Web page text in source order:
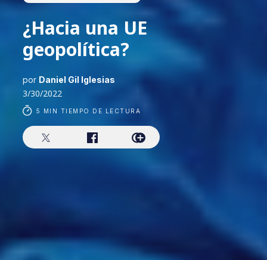
¿Hacia una UE
geopolítica?
por Daniel Gil Iglesias
3/30/2022
5 MIN TIEMPO DE LECTURA